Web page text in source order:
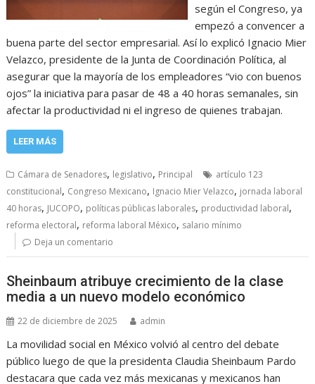
según el Congreso, ya
empezó a convencer a
buena parte del sector empresarial. Así lo explicó Ignacio Mier
Velazco, presidente de la Junta de Coordinación Política, al
asegurar que la mayoría de los empleadores “vio con buenos
ojos” la iniciativa para pasar de 48 a 40 horas semanales, sin
afectar la productividad ni el ingreso de quienes trabajan.
LEER MÁS
Cámara de Senadores, legislativo, Principal
artículo 123
constitucional, Congreso Mexicano, Ignacio Mier Velazco, jornada laboral
40 horas, JUCOPO, políticas públicas laborales, productividad laboral,
reforma electoral, reforma laboral México, salario mínimo
Deja un comentario
Sheinbaum atribuye crecimiento de la clase
media a un nuevo modelo económico
22 de diciembre de 2025 admin
La movilidad social en México volvió al centro del debate
público luego de que la presidenta Claudia Sheinbaum Pardo
destacara que cada vez más mexicanas y mexicanos han